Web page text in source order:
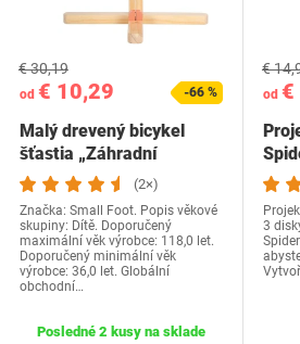
od € 10,29
€ 30,19
-66 %
Malý drevený bicykel
šťastia „Záhradní
kamaráti“ s…
(2×)
Značka: Small Foot. Popis věkové
skupiny: Dítě. Doporučený
maximální věk výrobce: 118,0 let.
Doporučený minimální věk
výrobce: 36,0 let. Globální
obchodní…
Posledné 2 kusy na sklade
od €
€
3